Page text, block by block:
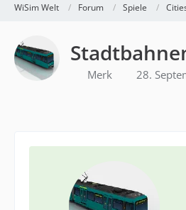
WiSim Welt Forum Spiele
Merk 28.